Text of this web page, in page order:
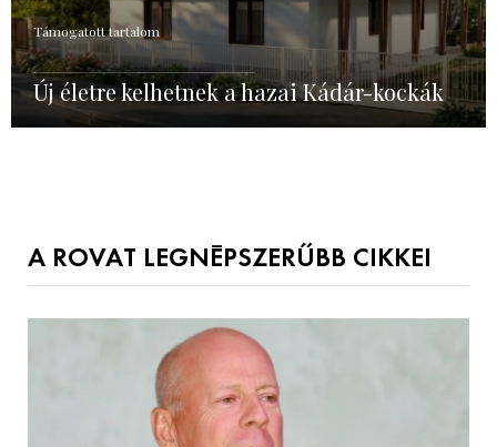
Támogatott tartalom
Új életre kelhetnek a hazai Kádár-kockák
A ROVAT LEGNÉPSZERŰBB CIKKEI